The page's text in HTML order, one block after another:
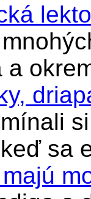
a
sa